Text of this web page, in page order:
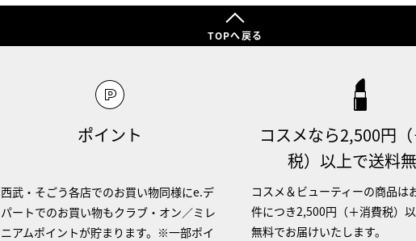
TOPへ戻る
ポイント
西武・そごう各店でのお買い物同様にe.デ
パートでのお買い物もクラブ・オン／ミレ
ニアムポイントが貯まります。※一部ポイ
コスメなら2,500円
税）以上で送料
コスメ＆ビューティーの商品は
件につき2,500円（＋消費税）
無料でお届けいたします。